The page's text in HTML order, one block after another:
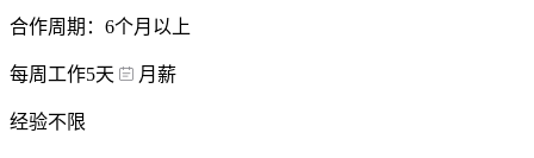
合作周期：6个月以上
每周工作5天 月薪
经验不限